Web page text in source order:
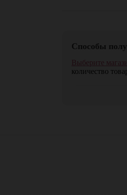
Способы
Выберите
количество